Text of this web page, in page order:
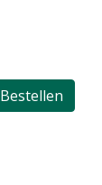
Bestellen